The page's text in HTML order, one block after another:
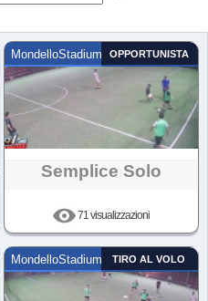
MondelloStadium OPPORTUNISTA
Semplice Solo
71 visualizzazioni
MondelloStadium TIRO AL VOLO